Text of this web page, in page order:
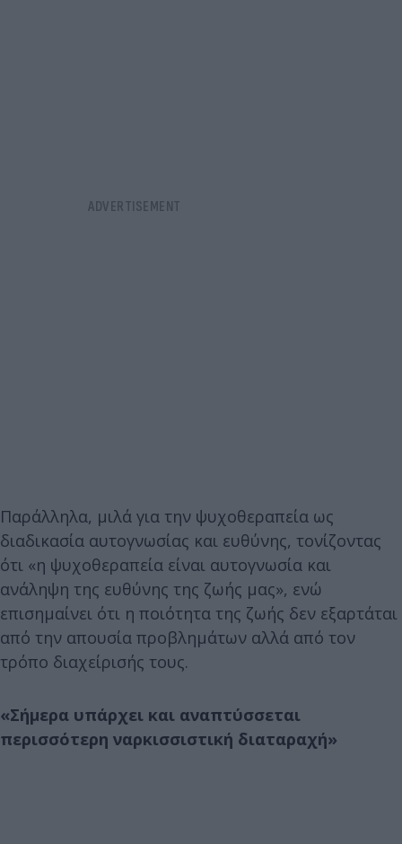
Παράλληλα, μιλά για την ψυχοθεραπεία ως
διαδικασία αυτογνωσίας και ευθύνης, τονίζοντας
ότι «η ψυχοθεραπεία είναι αυτογνωσία και
ανάληψη της ευθύνης της ζωής μας», ενώ
επισημαίνει ότι η ποιότητα της ζωής δεν εξαρτάται
από την απουσία προβλημάτων αλλά από τον
τρόπο διαχείρισής τους.
«Σήμερα υπάρχει και αναπτύσσεται
περισσότερη ναρκισσιστική διαταραχή»